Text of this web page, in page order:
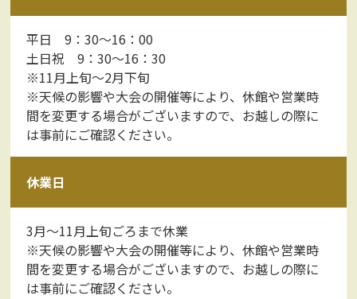
平日 9：30～16：00
土日祝 9：30～16：30
※11月上旬～2月下旬
※天候の影響や大会の開催等により、休館や営業時
間を変更する場合がございますので、お越しの際に
は事前にご確認ください。
休業日
3月～11月上旬ごろまで休業
※天候の影響や大会の開催等により、休館や営業時
間を変更する場合がございますので、お越しの際に
は事前にご確認ください。